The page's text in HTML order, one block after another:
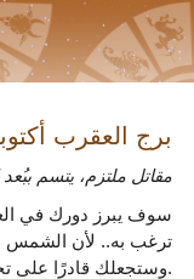
برج العقرب
مقاتل ملتزم، يتسم
سوف يبرز دورك في
ترغب به.. لأن الشمس
وستجعلك قادرًا على تحقيق أشياء لم تكن تعتقد أنها ممكنة من قبل.